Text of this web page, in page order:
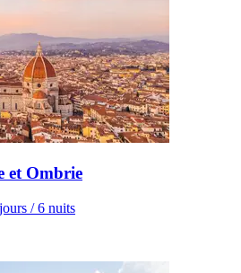
et Ombrie
/ 6 nuits